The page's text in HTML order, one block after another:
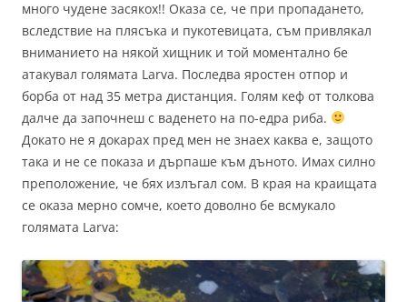
много чудене засякох!! Оказа се, че при пропадането,
вследствие на плясъка и пукотевицата, съм привлякал
вниманието на някой хищник и той моментално бе
атакувал голямата Larva. Последва яростен отпор и
борба от над 35 метра дистанция. Голям кеф от толкова
далче да започнеш с ваденето на по-едра риба.
Докато не я докарах пред мен не знаех каква е, защото
така и не се показа и дърпаше към дъното. Имах силно
преположение, че бях излъгал сом. В края на краищата
се оказа мерно сомче, което доволно бе всмукало
голямата Larva: